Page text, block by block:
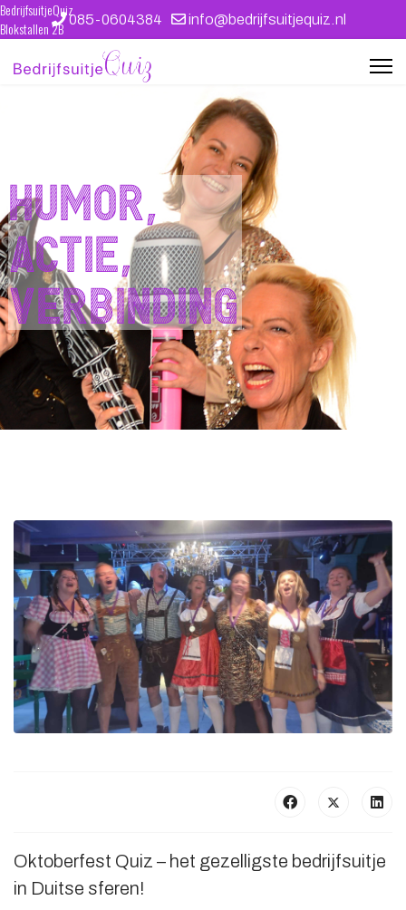
085-0604384 info@bedrijfsuitjequiz.nl
Humor,
actie,
verbinding
Oktoberfest Quiz – het gezelligste bedrijfsuitje
in Duitse sferen!
BedrijfsuitjeQuiz
Blokstallen 2B
4611 WB Bergen op Zoom
kvk 39087412